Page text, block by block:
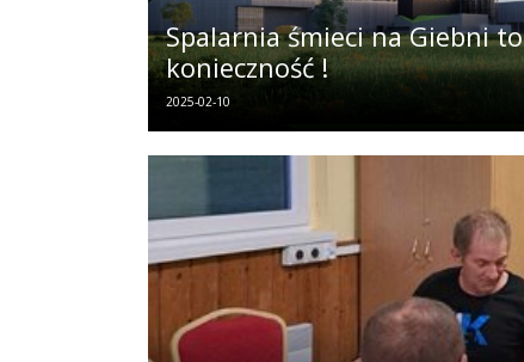
Spalarnia śmieci na Giebni to
konieczność !
2025-02-10